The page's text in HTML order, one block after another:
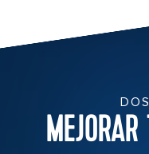
People enjoying